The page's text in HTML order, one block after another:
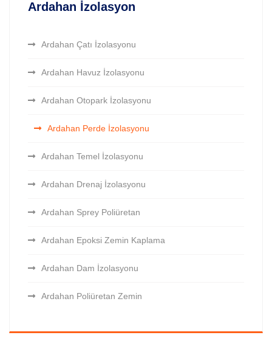
Ardahan İzolasyon
Ardahan Çatı İzolasyonu
Ardahan Havuz İzolasyonu
Ardahan Otopark İzolasyonu
Ardahan Perde İzolasyonu
Ardahan Temel İzolasyonu
Ardahan Drenaj İzolasyonu
Ardahan Sprey Poliüretan
Ardahan Epoksi Zemin Kaplama
Ardahan Dam İzolasyonu
Ardahan Poliüretan Zemin